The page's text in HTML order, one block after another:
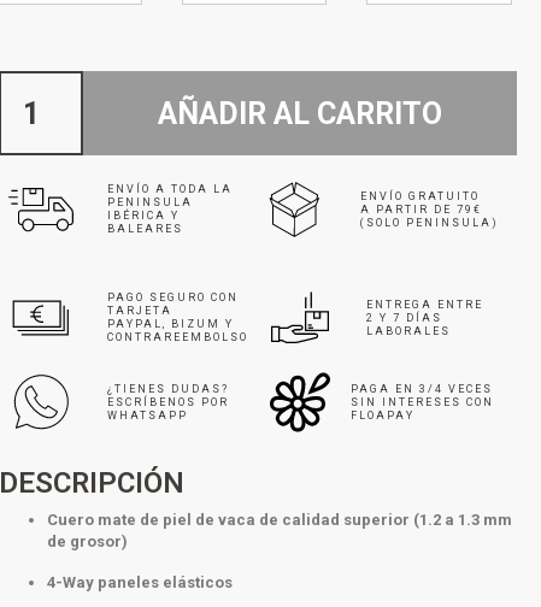
AÑADIR AL CARRITO
ENVÍO A TODA LA
PENINSULA
IBÉRICA Y
BALEARES
ENVÍO GRATUITO
A PARTIR DE 79€
(SOLO PENINSULA)
PAGO SEGURO CON
TARJETA
PAYPAL, BIZUM Y
CONTRAREEMBOLSO
ENTREGA ENTRE
2 Y 7 DÍAS
LABORALES
¿TIENES DUDAS?
ESCRÍBENOS POR
WHATSAPP
PAGA EN 3/4 VECES
SIN INTERESES CON
FLOAPAY
DESCRIPCIÓN
Cuero mate de piel de vaca de calidad superior (1.2 a 1.3 mm
de grosor)
4-Way paneles elásticos